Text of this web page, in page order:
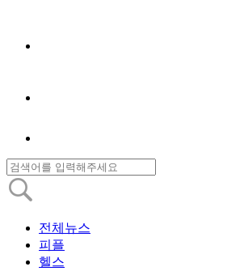
전체뉴스
피플
헬스